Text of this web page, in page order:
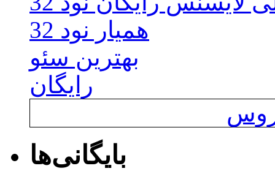
همیار نود 32
بهترین سئو
رایگان
بایگانی‌ها